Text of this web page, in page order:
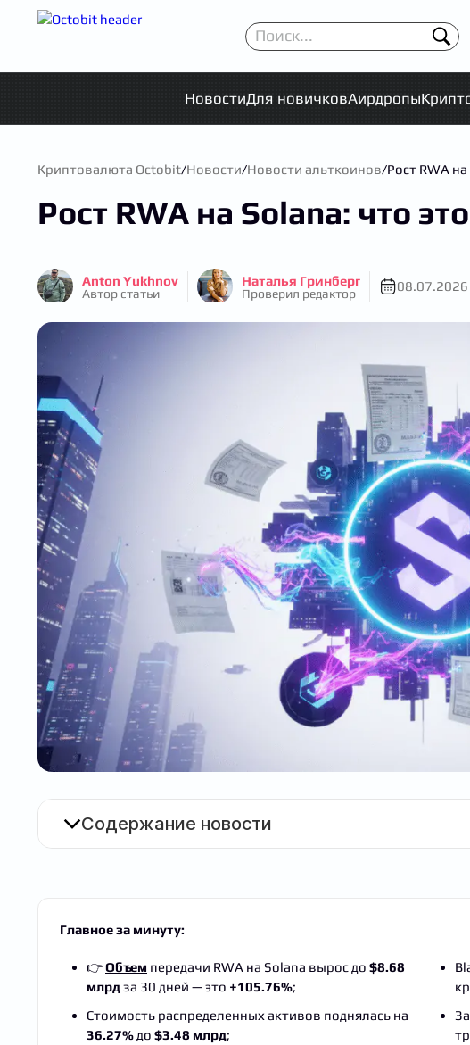
НовостиДля новичковАирдропы
Криптовалюта Octobit/Новости/Новости альткоинов/Рост RWA
Рост RWA на Solana: что
Anton Yukhnov
Автор статьи
Наталья Гринберг
Проверил редактор 08.07.2026
Содержание новости
Главное за минуту:
👉Объем передачи RWA на Solana вырос до $8.68
млрдза 30 дней — это +105.76%;
Стоимость распределенных активов поднялась на
36.27% до $3.48 млрд;